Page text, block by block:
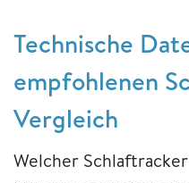
Technische
empfohlenen
Vergleich
Welcher